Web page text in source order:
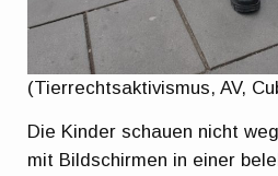
(Tierrechtsaktivismus, AV,
Die Kinder schauen nicht
mit Bildschirmen in einer